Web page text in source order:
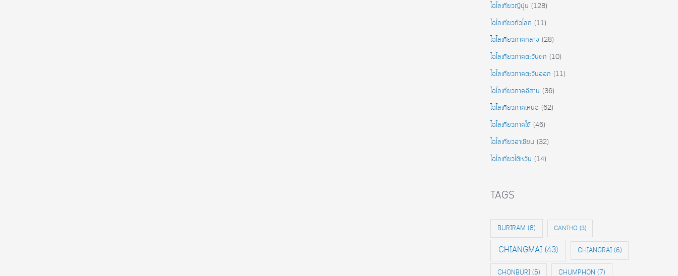
ไฉไลเที่ยวญี่ปุุ่น (128)
ไฉไลเที่ยวทั่วโลก (11)
ไฉไลเที่ยวภาคกลาง (28)
ไฉไลเที่ยวภาคตะวันตก (10)
ไฉไลเที่ยวภาคตะวันออก (11)
ไฉไลเที่ยวภาคอีสาน (36)
ไฉไลเที่ยวภาคเหนือ (62)
ไฉไลเที่ยวภาคใต้ (46)
ไฉไลเที่ยวอาเซียน (32)
ไฉไลเที่ยวไต้หวัน (14)
TAGS
BURIRAM (8) CANTHO (3)
CHIANGMAI(43) CHIANGRAI(6)
CHONBURI(5) CHUMPHON (7)